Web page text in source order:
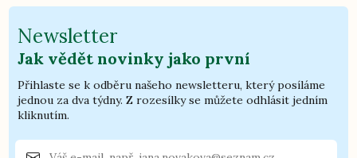
Newsletter
Jak vědět novinky jako první
Přihlaste se k odběru našeho newsletteru, který posíláme
jednou za dva týdny. Z rozesílky se můžete odhlásit jedním
kliknutím.